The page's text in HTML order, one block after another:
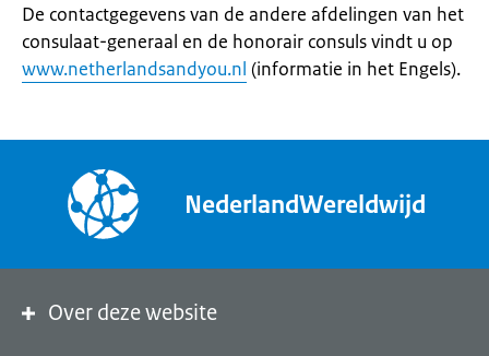
De contactgegevens van de andere afdelingen van het
consulaat-generaal en de honorair consuls vindt u op
www.netherlandsandyou.nl (informatie in het Engels).
NederlandWereldwijd
Over deze website